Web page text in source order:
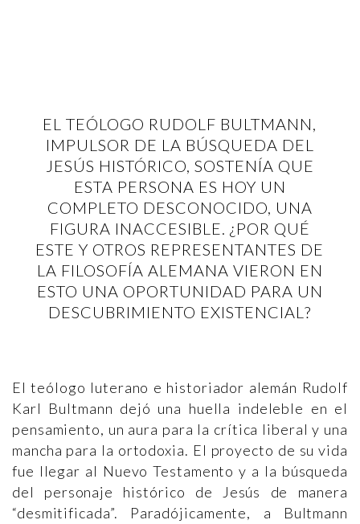
EL TEÓLOGO RUDOLF BULTMANN,
IMPULSOR DE LA BÚSQUEDA DEL
JESÚS HISTÓRICO, SOSTENÍA QUE
ESTA PERSONA ES HOY UN
COMPLETO DESCONOCIDO, UNA
FIGURA INACCESIBLE. ¿POR QUÉ
ESTE Y OTROS REPRESENTANTES DE
LA FILOSOFÍA ALEMANA VIERON EN
ESTO UNA OPORTUNIDAD PARA UN
DESCUBRIMIENTO EXISTENCIAL?
El teólogo luterano e historiador alemán Rudolf
Karl Bultmann dejó una huella indeleble en el
pensamiento, un aura para la crítica liberal y una
mancha para la ortodoxia. El proyecto de su vida
fue llegar al Nuevo Testamento y a la búsqueda
del personaje histórico de Jesús de manera
“desmitificada”. Paradójicamente, a Bultmann